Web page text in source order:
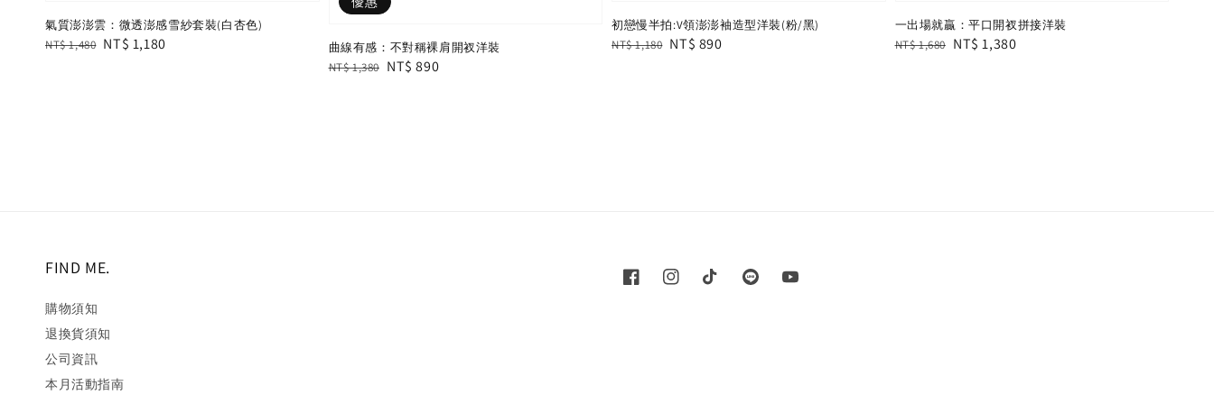
氣質澎澎雲：微透澎感雪紗套裝(白杏色)
Regular
NT$ 1,480 Sale
NT$ 1,180 曲線有感：不對稱裸肩開衩洋裝
Regular
NT$ 1,380 Sale
NT$ 890
初戀慢半拍:V領澎澎袖造型洋裝(粉/黑)
Regular
NT$ 1,180 Sale
NT$ 890
一出場就贏：平口開衩拼接洋裝
Regular
NT$ 1,680 Sale
NT$ 1,380
FIND ME.
購物須知
退換貨須知
公司資訊
本月活動指南